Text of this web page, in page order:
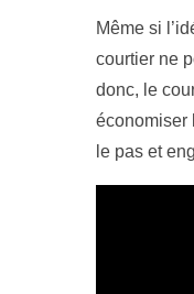
Même si
courtier ne
donc, le
économiser
le pas et